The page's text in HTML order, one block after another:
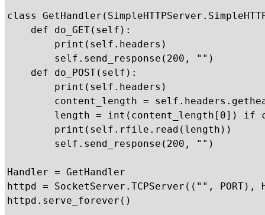
class
    def do_GET(self):
        print(self.headers)
        self.send_response(200, "")
    def do_POST(self):
        print(self.headers)
content_length =
length = int(content_length[0]) if
        print(self.rfile.read(length))
        self.send_response(200, "")
Handler = GetHandler
httpd = SocketServer.TCPServer(("", PORT),
httpd.serve_forever()